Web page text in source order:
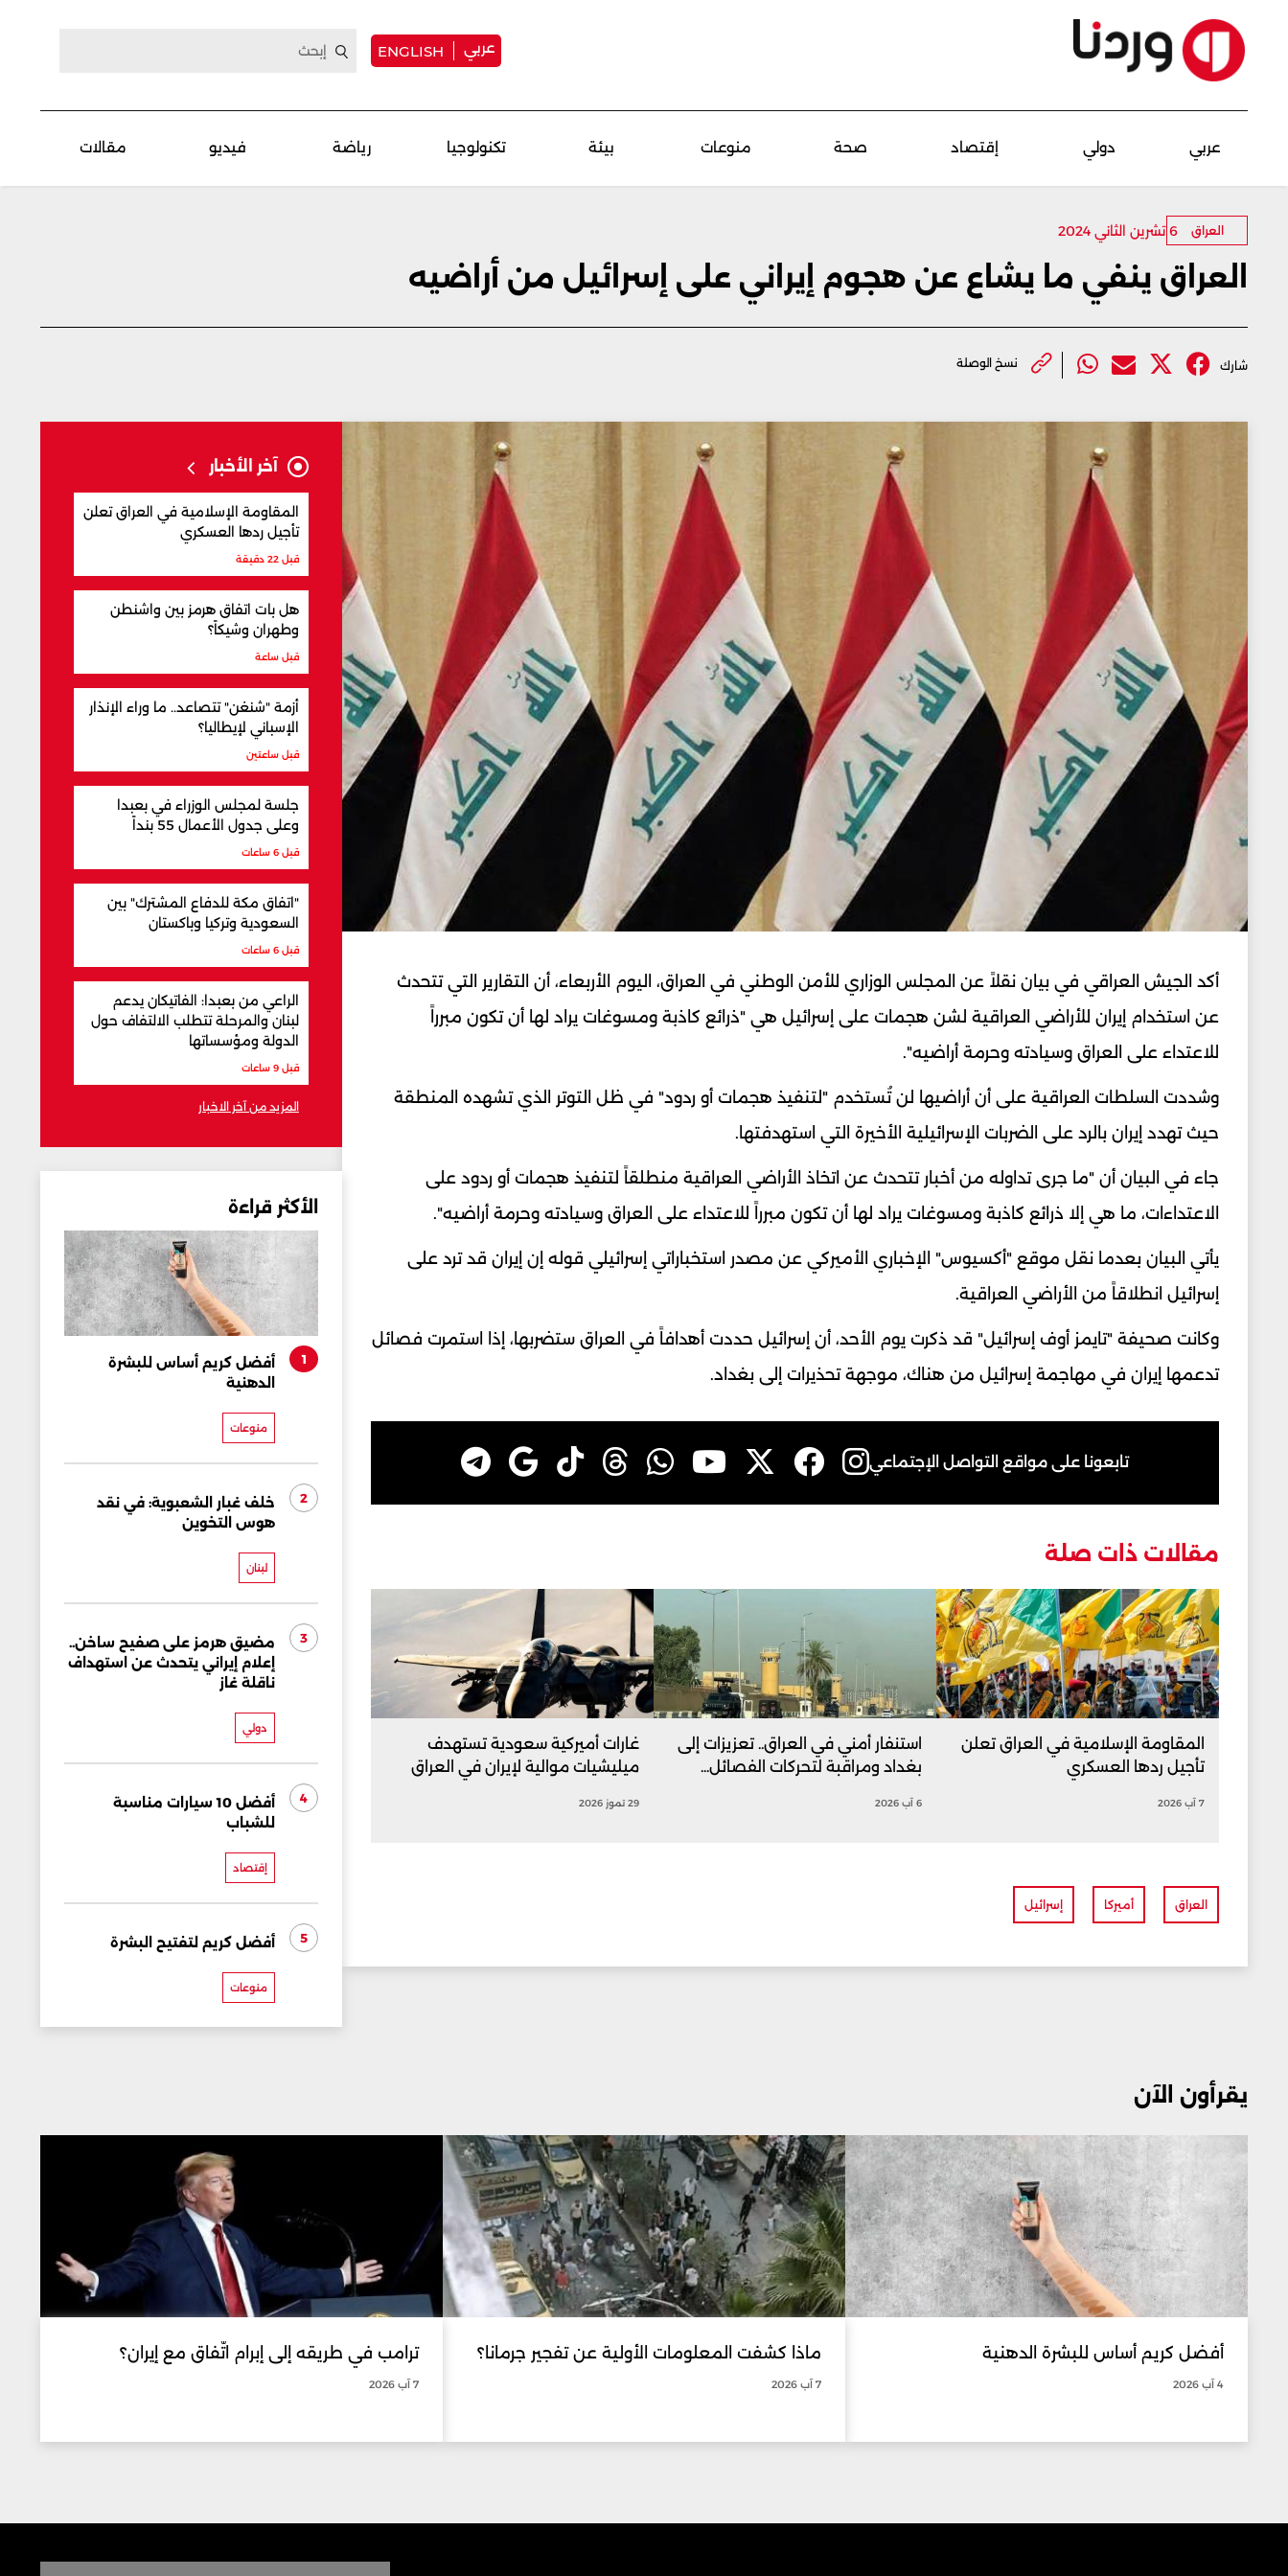
عربي ENGLISH
عربي دولي إقتصاد صحة منوعات بيئة تكنولوجيا رياضة فيديو مقالات
العراق 6 تشرين الثاني 2024
العراق ينفي ما يشاع عن هجوم إيراني على إسرائيل من أراضيه
شارك نسخ الوصلة
أكد الجيش العراقي في بيان نقلاً عن المجلس الوزاري للأمن الوطني ‏في العراق، اليوم الأربعاء، أن التقارير التي تتحدث
عن استخدام ‏إيران للأراضي العراقية لشن هجمات على إسرائيل هي "ذرائع كاذبة ‏ومسوغات يراد لها أن تكون مبرراً
للاعتداء على العراق وسيادته ‏وحرمة أراضيه".‏
وشددت السلطات العراقية على أن أراضيها لن تُستخدم "لتنفيذ ‏هجمات أو ردود" في ظل التوتر الذي تشهده المنطقة
حيث تهدد ‏إيران بالرد على الضربات الإسرائيلية الأخيرة التي استهدفتها.‏
جاء في البيان أن "ما جرى تداوله من أخبار تتحدث عن اتخاذ ‏الأراضي العراقية منطلقاً لتنفيذ هجمات أو ردود على
الاعتداءات، ما ‏هي إلا ذرائع كاذبة ومسوغات يراد لها أن تكون مبرراً للاعتداء على ‏العراق وسيادته وحرمة أراضيه".‏
يأتي البيان بعدما نقل موقع "أكسيوس" الإخباري الأميركي عن ‏مصدر استخباراتي إسرائيلي قوله إن إيران قد ترد على
إسرائيل ‏انطلاقاً من الأراضي العراقية.‏
وكانت صحيفة "تايمز أوف إسرائيل" قد ذكرت يوم الأحد، أن ‏إسرائيل حددت أهدافاً في العراق ستضربها، إذا استمرت فصائل
‏تدعمها إيران في مهاجمة إسرائيل من هناك، موجهة تحذيرات إلى ‏بغداد.‏
تابعونا على مواقع التواصل الإجتماعي
مقالات ذات صلة
المقاومة الإسلامية في العراق تعلن
تأجيل ردها العسكري
7 آب 2026
استنفار أمني في العراق.. تعزيزات إلى
بغداد ومراقبة لتحركات الفصائل...
6 آب 2026
غارات أميركية سعودية تستهدف
ميليشيات موالية لإيران في العراق
29 تموز 2026
العراق أميركا إسرائيل
آخر الأخبار
المقاومة الإسلامية في العراق تعلن
تأجيل ردها العسكري
قبل 22 دقيقة
هل بات اتفاق هرمز بين واشنطن
وطهران وشيكاً؟
قبل ساعة
أزمة "شنغن" تتصاعد.. ما وراء الإنذار
الإسباني لإيطاليا؟
قبل ساعتين
جلسة لمجلس الوزراء في بعبدا
وعلى جدول الأعمال 55 بنداً
قبل 6 ساعات
"اتفاق مكة للدفاع المشترك" بين
السعودية وتركيا وباكستان
قبل 6 ساعات
الراعي من بعبدا: الفاتيكان يدعم
لبنان والمرحلة تتطلب الالتفاف حول
الدولة ومؤسساتها
قبل 9 ساعات
المزيد من آخر الاخبار
الأكثر قراءة
1
أفضل كريم أساس للبشرة
الدهنية
منوعات
2
خلف غبار الشعبوية: في نقد
هوس التخوين
لبنان
3
مضيق هرمز على صفيح ساخن..
إعلام إيراني يتحدث عن استهداف
ناقلة غاز
دولي
4
أفضل 10 سيارات مناسبة
للشباب
إقتصاد
5 أفضل كريم لتفتيح البشرة
منوعات
يقرأون الآن
أفضل كريم أساس للبشرة الدهنية
4 آب 2026
ماذا كشفت المعلومات الأولية عن تفجير جرمانا؟
7 آب 2026
ترامب في طريقه إلى إبرام اتّفاق مع إيران؟
7 آب 2026